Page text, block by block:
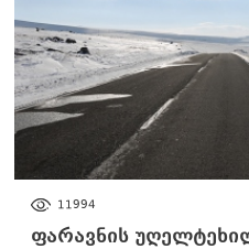
11994
ფარავნის